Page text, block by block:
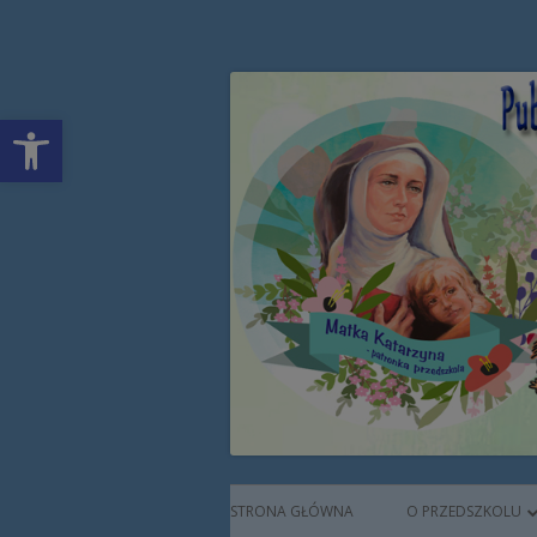
Open toolbar
Publiczne
Augustianek
Menu
STRONA GŁÓWNA O PRZEDSZKOLU